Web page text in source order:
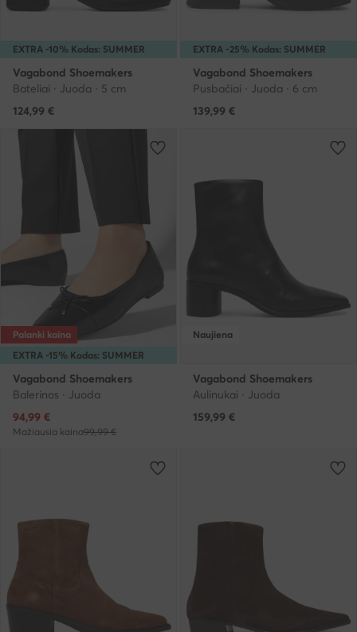
EXTRA -10% Kodas: SUMMER
Vagabond Shoemakers
Bateliai · Juoda · 5 cm
124,99 €
EXTRA -25% Kodas: SUMMER
Vagabond Shoemakers
Pusbačiai · Juoda · 6 cm
139,99 €
EXTRA -15% Kodas: SUMMER
Palanki kaina
Vagabond Shoemakers
Balerinos · Juoda
Dabartinė kaina
94,99 €
Mažiausia kaina99,99 €
Naujiena
Vagabond Shoemakers
Aulinukai · Juoda
159,99 €